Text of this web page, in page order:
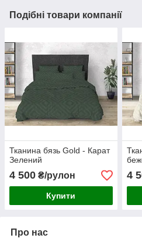
Подібні товари компанії
Тканина бязь Gold - Карат
Зелений
4 500 ₴/рулон
Купити
4
Про нас